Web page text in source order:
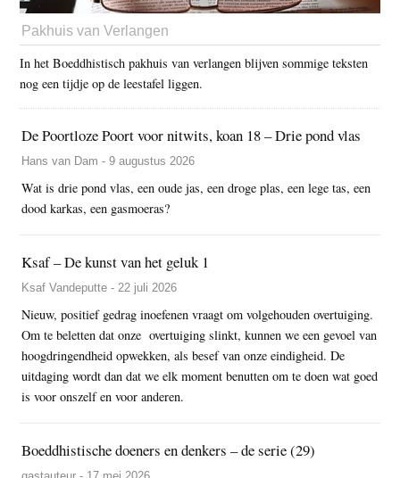
Pakhuis van Verlangen
In het Boeddhistisch pakhuis van verlangen blijven sommige teksten
nog een tijdje op de leestafel liggen.
De Poortloze Poort voor nitwits, koan 18 – Drie pond vlas
Hans van Dam - 9 augustus 2026
Wat is drie pond vlas, een oude jas, een droge plas, een lege tas, een
dood karkas, een gasmoeras?
Ksaf – De kunst van het geluk 1
Ksaf Vandeputte - 22 juli 2026
Nieuw, positief gedrag inoefenen vraagt om volgehouden overtuiging.
Om te beletten dat onze overtuiging slinkt, kunnen we een gevoel van
hoogdringendheid opwekken, als besef van onze eindigheid. De
uitdaging wordt dan dat we elk moment benutten om te doen wat goed
is voor onszelf en voor anderen.
Boeddhistische doeners en denkers – de serie (29)